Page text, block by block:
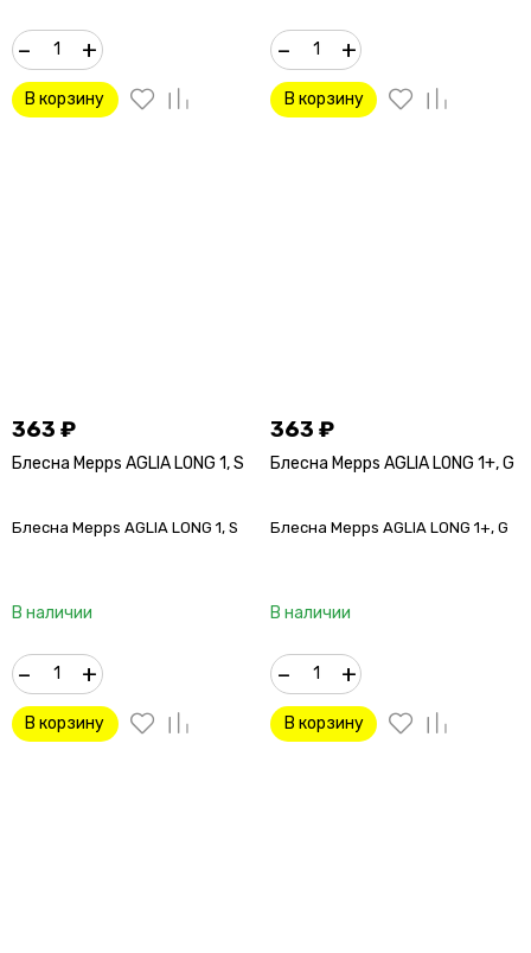
– +
В корзину
– +
В корзину
363 ₽
Блесна Mepps AGLIA LONG 1, S
Блесна Mepps AGLIA LONG 1, S
В наличии
– +
В корзину
363₽
Блесна Mepps AGLIA LONG 1+, G
Блесна Mepps AGLIA LONG 1+, G
В наличии
– +
В корзину